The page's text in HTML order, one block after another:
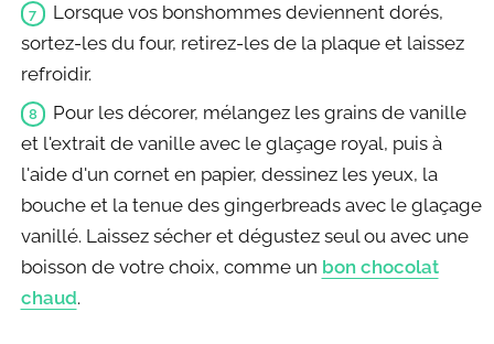
Lorsque vos bonshommes deviennent dorés,
sortez-les du four, retirez-les de la plaque et laissez
refroidir.
Pour les décorer, mélangez les grains de vanille
et l'extrait de vanille avec le glaçage royal, puis à
l'aide d'un cornet en papier, dessinez les yeux, la
bouche et la tenue des gingerbreads avec le glaçage
vanillé. Laissez sécher et dégustez seul ou avec une
boisson de votre choix, comme un bon chocolat
chaud.